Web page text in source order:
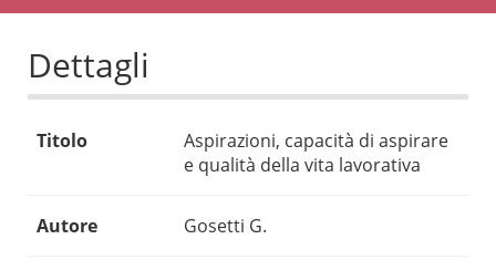
Dettagli
Titolo
Aspirazioni, capacità di aspirare
e qualità della vita lavorativa
Autore Gosetti G.